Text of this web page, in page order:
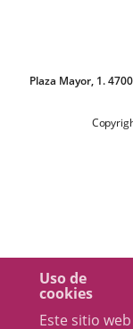
Uso de
cookies
Este sitio web
Plaza Mayor, 1.